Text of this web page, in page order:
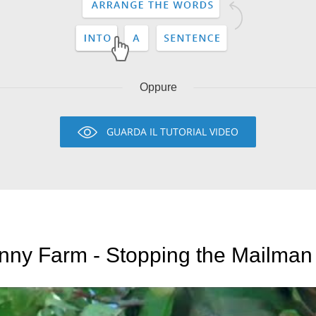
Oppure
GUARDA IL TUTORIAL VIDEO
Farm - Stopping the